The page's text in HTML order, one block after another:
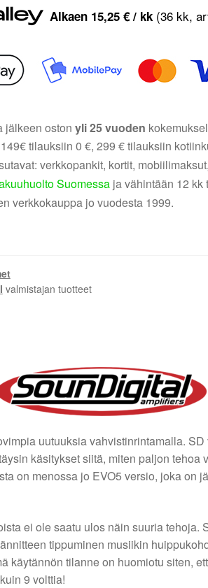
Alkaen 15,25 €/ kk(36 kk,
jälkeen oston yli 25 vuoden
tilauksiin 0 €, 299 € tilauksiin
verkkopankit, kortit,
Suomessaja vähintään 12 kk
verkkokauppa jo vuodesta 1999.
valmistajan tuotteet
uutuuksia vahvistinrintamalla.
käsitykset siitä, miten paljon tehoa
on menossa jo EVO5 versio, joka on
ei ole saatu ulos näin suuria tehoja.
tippuminen musiikin
käytännön tilanne on huomiotu siten,
9 volttia!